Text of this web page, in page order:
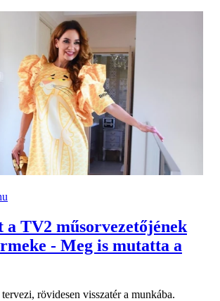
a TV2 műsorvezetőjének
- Meg is mutatta a
rövidesen visszatér a munkába.